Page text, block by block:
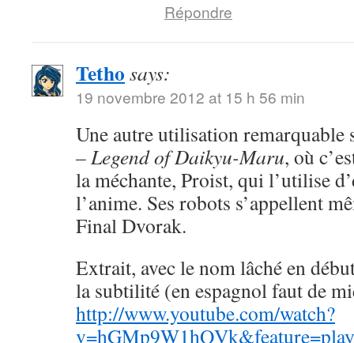
Répondre
Tetho says:
19 novembre 2012 at 15 h 56 min
Une autre utilisation remarquable
– Legend of Daikyu-Maru, où
la méchante, Proist, qui l’utilise
l’anime. Ses robots s’appellent
Final Dvorak.
Extrait, avec le nom lâché en
la subtilité (en espagnol faut de
http://www.youtube.com/watch?